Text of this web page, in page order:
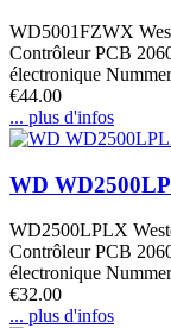
WD5001FZWX
Contrôleur PCB
électronique
€44.00
... plus d'infos
WD
WD2500LPLX
Contrôleur PCB
électronique
€32.00
... plus d'infos